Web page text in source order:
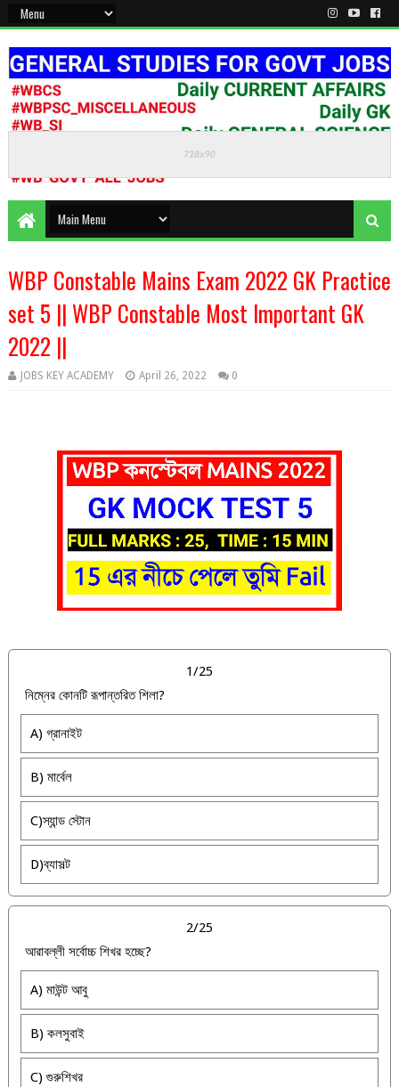
WBP Constable Mains Exam 2022 GK Practice
set 5 || WBP Constable Most Important GK
2022 ||
JOBS KEY ACADEMY April 26, 2022 0
1/25
নিম্নের কোনটি রূপান্তরিত শিলা?
A) গ্রানাইট
B) মার্বেল
C)স্যান্ড স্টোন
D)ব্যাসল্ট
2/25
আরাবল্লী সর্বোচ্চ শিখর হচ্ছে?
A) মাউন্ট আবু
B) কলসুবাই
C) গুরুশিখর